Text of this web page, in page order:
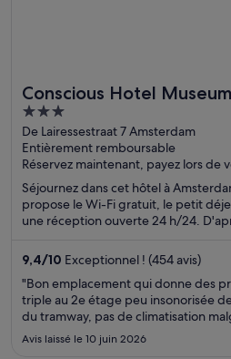
Conscious Hotel
3
out
of
5
De Lairessestraat 7 Amsterdam
Entièrement remboursable
Réservez maintenant, payez lors de
Séjournez dans cet hôtel à
propose le Wi-Fi gratuit, le petit
une réception ouverte 24 h/24.
chambres à la propreté impeccable.
comme Musée Van Gogh et
proximité.
9,4/10 Exceptionnel ! (454 avis)
"Bon emplacement qui donne des
triple au 2e étage peu insonorisée
du tramway, pas de climatisation
chambre qui doit être seulement
Lits confortables et chambre plutôt
Avis laissé le 10 juin 2026